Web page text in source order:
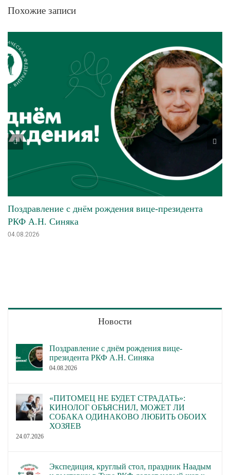
Похожие записи
Поздравление с днём рождения вице-президента
РКФ А.Н. Синяка
04.08.2026
Новости
Поздравление с днём рождения вице-
президента РКФ А.Н. Синяка
04.08.2026
«ПИТОМЕЦ НЕ БУДЕТ СТРАДАТЬ»:
КИНОЛОГ ОБЪЯСНИЛ, МОЖЕТ ЛИ
СОБАКА ОДИНАКОВО ЛЮБИТЬ ОБОИХ
ХОЗЯЕВ
24.07.2026
Экспедиция, круглый стол, праздник Наадым